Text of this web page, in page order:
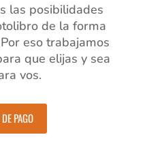
las posibilidades
de la forma
eso trabajamos
que elijas y sea
vos.
PAGO